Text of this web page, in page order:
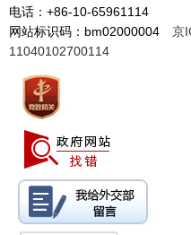
电话：+86-10-65961114
网站标识码：bm02000004 京
11040102700114